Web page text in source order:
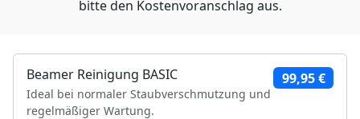
bitte den Kostenvoranschlag aus.
Beamer Reinigung BASIC
Ideal bei normaler Staubverschmutzung und
regelmäßiger Wartung.
99,95 €